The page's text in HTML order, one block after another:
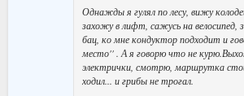
Однажды я гулял по лесу, вижу
захожу в лифт, сажусь на
бац, ко мне кондуктор подходит и
место'' . А я говорю что не
электрички, смотрю, маршрутка
ходил... и грибы не трогал.